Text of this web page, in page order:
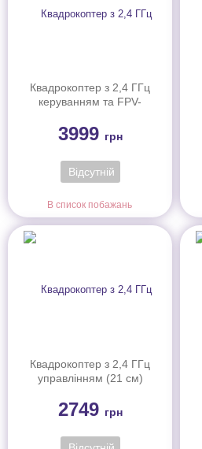
Квадрокоптер з 2,4 ГГц
керуванням та FPV-
3999 грн
Відсутній
В список побажань
Квадрокоптер з 2,4 ГГц
управлінням (21 см)
2749 грн